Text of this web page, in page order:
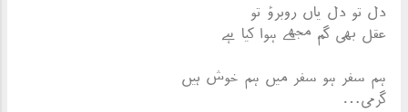
دل تو دل یاں روبرؤ تو
عقل بھی گم، مجھے ہوا کیا ہے
ہم سفر ہو سفر میں ہم خوش ہیں
گرمی…